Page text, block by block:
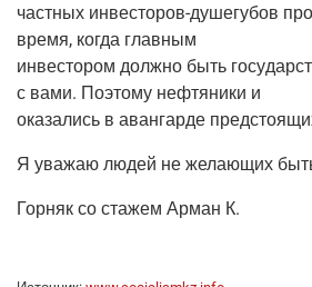
част­ных инве­сто­ров-душе­гу­бов
вре­мя, когда главным
инве­сто­ром долж­но быть
с вами. Поэто­му неф­тя­ни­ки и
ока­за­лись в аван­гар­де
Я ува­жаю людей не жела­ю­щих
Гор­няк со ста­жем Арман К.